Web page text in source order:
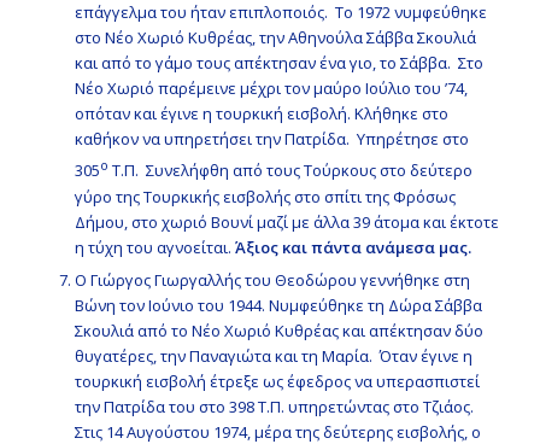
επάγγελμα του ήταν επιπλοποιός. Το 1972 νυμφεύθηκε
στο Νέο Χωριό Κυθρέας, την Αθηνούλα Σάββα Σκουλιά
και από το γάμο τους απέκτησαν ένα γιο, το Σάββα. Στο
Νέο Χωριό παρέμεινε μέχρι τον μαύρο Ιούλιο του ’74,
οπόταν και έγινε η τουρκική εισβολή. Κλήθηκε στο
καθήκον να υπηρετήσει την Πατρίδα. Υπηρέτησε στο
305ο Τ.Π. Συνελήφθη από τους Τούρκους στο δεύτερο
γύρο της Τουρκικής εισβολής στο σπίτι της Φρόσως
Δήμου, στο χωριό Βουνί μαζί με άλλα 39 άτομα και έκτοτε
η τύχη του αγνοείται. Άξιος και πάντα ανάμεσα μας.
Ο Γιώργος Γιωργαλλής του Θεοδώρου γεννήθηκε στη
Βώνη τον Ιούνιο του 1944. Νυμφεύθηκε τη Δώρα Σάββα
Σκουλιά από το Νέο Χωριό Κυθρέας και απέκτησαν δύο
θυγατέρες, την Παναγιώτα και τη Μαρία. Όταν έγινε η
τουρκική εισβολή έτρεξε ως έφεδρος να υπερασπιστεί
την Πατρίδα του στο 398 Τ.Π. υπηρετώντας στο Τζιάος.
Στις 14 Αυγούστου 1974, μέρα της δεύτερης εισβολής, ο